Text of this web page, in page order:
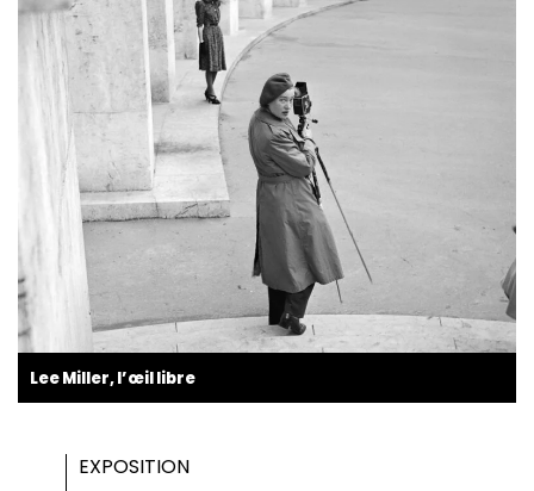
Lee Miller, l’œil libre
EXPOSITION